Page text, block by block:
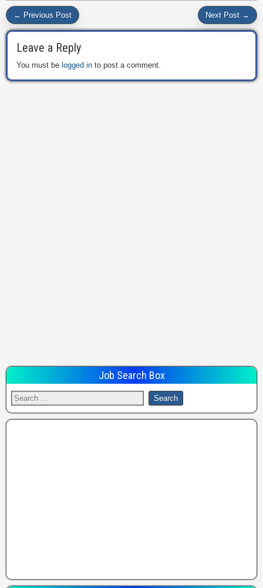
← Previous Post Next Post →
Leave a Reply
You must be logged in to post a comment.
Job Search Box